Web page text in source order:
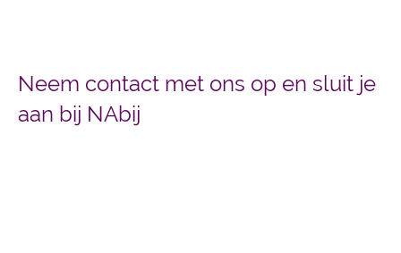
Neem contact met ons op en sluit je
aan bij NAbij